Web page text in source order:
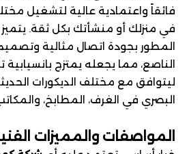
فائقاً واعتمادية عالية لتشغيل
في منزلك أو منشأتك بكل ثقة. يتميز
المطور بجودة اتصال مثالية
الناصع، مما يجعله يمتزج بانسيابية
ليتوافق مع مختلف الديكورات
البصري في الغرف، المطابخ،
المواصفات والمميزات